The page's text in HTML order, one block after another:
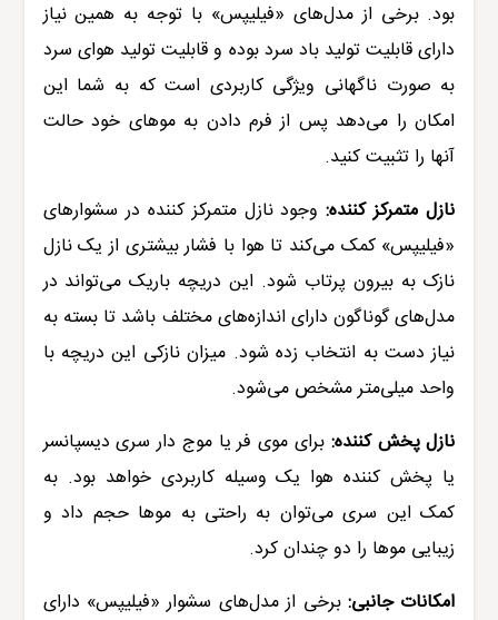
بود. برخی از مدل‌های «فیلیپس» با توجه به همین نیاز
دارای قابلیت تولید باد سرد بوده و قابلیت تولید هوای سرد
به صورت ناگهانی ویژگی کاربردی است که به شما این
امکان را می‌دهد پس از فرم دادن به موهای خود حالت
آنها را تثبیت کنید.
نازل متمرکز کننده:وجود نازل متمرکز کننده در سشوارهای
«فیلیپس» کمک می‌کند تا هوا با فشار بیشتری از یک نازل
نازک به بیرون پرتاب شود. این دریچه باریک می‌تواند در
مدل‌های گوناگون دارای اندازه‌های مختلف باشد تا بسته به
نیاز دست به انتخاب زده شود. میزان نازکی این دریچه با
واحد میلی‌متر مشخص می‌شود.
نازل پخش کننده: برای موی فر یا موج دار سری دیسپانسر
یا پخش کننده هوا یک وسیله کاربردی خواهد بود. به
کمک این سری می‌توان به راحتی به موها حجم داد و
زیبایی موها را دو چندان کرد.
امکانات جانبی:برخی از مدل‌های سشوار «فیلیپس» دارای